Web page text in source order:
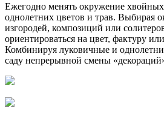
Ежегодно менять окружение
однолетних цветов и трав. Выбирая
изгородей, композиций или
ориентироваться на цвет, фактуру
Комбинируя луковичные и
саду непрерывной смены